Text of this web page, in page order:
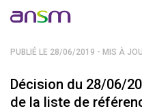
PUBLIÉ LE 28/06/2019 - MIS À
Décision du 28/06/
de la liste de